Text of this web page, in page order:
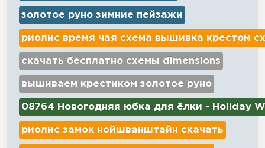
золотое руно зимние пейзажи
риолис время чая схема вышивка крестом
скачать бесплатно схемы dimensions
вышиваем крестиком золотое руно
08764 Новогодняя юбка для ёлки - Holiday
риолис замок нойшванштайн скачать